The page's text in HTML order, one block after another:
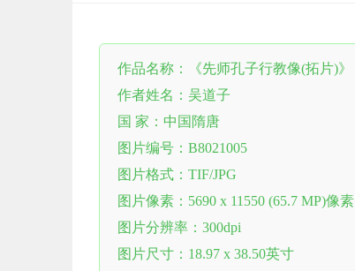
作品名称：《先师孔子行教像(拓片)》
作者姓名：吴道子
国 家：中国隋唐
图片编号：B8021005
图片格式：TIF/JPG
图片像素：5690 x 11550 (65.7 MP)像素
图片分辨率：300dpi
图片尺寸：18.97 x 38.50英寸